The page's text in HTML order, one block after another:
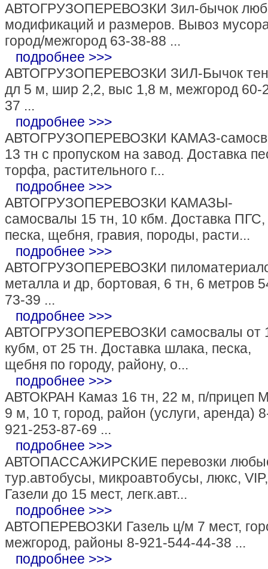
АВТОГРУЗОПЕРЕВОЗКИ Зил-бычок
модификаций и размеров. Вывоз
город/межгород 63-38-88 ...
подробнее >>>
АВТОГРУЗОПЕРЕВОЗКИ ЗИЛ-Бычок
дл 5 м, шир 2,2, выс 1,8 м, межгород 60-
37 ...
подробнее >>>
АВТОГРУЗОПЕРЕВОЗКИ КАМАЗ-
13 тн с пропуском на завод. Доставка
торфа, растительного г...
подробнее >>>
АВТОГРУЗОПЕРЕВОЗКИ КАМАЗЫ-
самосвалы 15 тн, 10 кбм. Доставка ПГС,
песка, щебня, гравия, породы, расти...
подробнее >>>
АВТОГРУЗОПЕРЕВОЗКИ
металла и др, бортовая, 6 тн, 6 метров
73-39 ...
подробнее >>>
АВТОГРУЗОПЕРЕВОЗКИ самосвалы от
кубм, от 25 тн. Доставка шлака, песка,
щебня по городу, району, о...
подробнее >>>
АВТОКРАН Камаз 16 тн, 22 м, п/прицеп
9 м, 10 т, город, район (услуги, аренда)
921-253-87-69 ...
подробнее >>>
АВТОПАССАЖИРСКИЕ перевозки
тур.автобусы, микроавтобусы, люкс, VIP,
Газели до 15 мест, легк.авт...
подробнее >>>
АВТОПЕРЕВОЗКИ Газель ц/м 7 мест,
межгород, районы 8-921-544-44-38 ...
подробнее >>>